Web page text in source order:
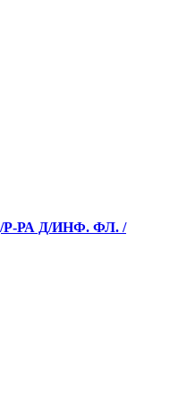
РА Д/ИНФ. ФЛ. /